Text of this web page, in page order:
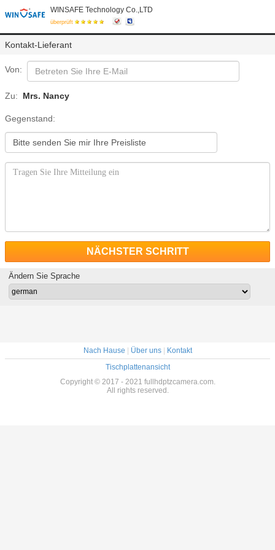
WINSAFE Technology Co.,LTD
überprüft
Kontakt-Lieferant
Von:
Zu: Mrs. Nancy
Gegenstand:
NÄCHSTER SCHRITT
Ändern Sie Sprache
Nach Hause Über uns|
Kontakt
Tischplattenansicht
Copyright © 2017 - 2021 fullhdptzcamera.com.
All rights reserved.